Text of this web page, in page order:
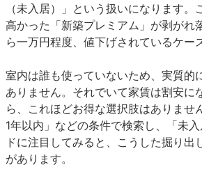
（未入居）」という扱いになります
高かった「新築プレミアム」が剥がれ
ら一万円程度、値下げされているケー
室内は誰も使っていないため、実質的
ありません。それでいて家賃は割安に
ら、これほどお得な選択肢はありませ
1年以内」などの条件で検索し、「未
ドに注目してみると、こうした掘り出
があります。